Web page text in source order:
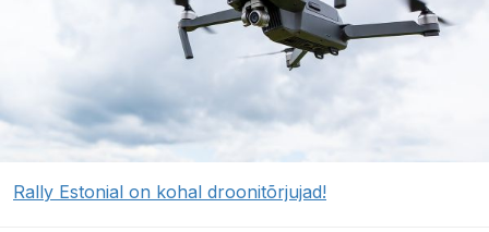
Rally Estonial on kohal droonitõrjujad!